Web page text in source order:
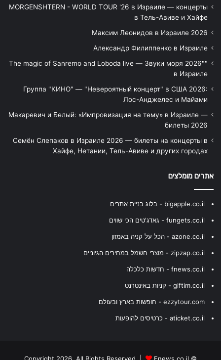
MORGENSHTERN - WORLD TOUR '26 в Израиле — концерты
в Тель-Авиве и Хайфе
Максим Леонидов в Израиле 2026
Александр Филиппенко в Израиле
"The magic of Sanremo and Loboda live — Звуки моря 2026"
в Израиле
Группа "КИНО" — "Невероятный концерт" в США 2026:
Лос-Анджелес и Майами
Макаревич и Белый: «Импровизация на тему» в Израиле —
билеты 2026
Семён Слепаков в Израиле 2026 — билеты на концерты в
Хайфе, Нетании, Тель-Авиве и других городах
אתרים מומלצים
bigapple.co.il - בלוג בניית אתרים
fungets.co.il - גאדג'טים הכי שווים
azone.co.il - הכל על קניה באמזון
zipzap.co.il - מוצרי חשמל במחירים הגיוניים
fnews.co.il - חדשות כלכלה
giftim.co.il - קניות באינטרנט
ezzytour.com - חופשות בארץ ובעולם
aticket.co.il - כרטיסים להופעות